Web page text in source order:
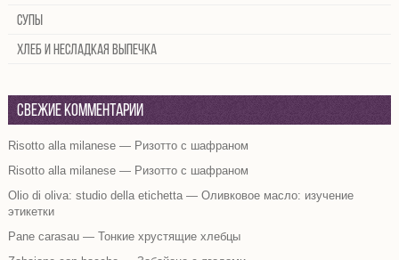
Супы
Хлеб и несладкая выпечка
Свежие комментарии
Risotto alla milanese — Ризотто с шафраном
Risotto alla milanese — Ризотто с шафраном
Olio di oliva: studio della etichetta — Оливковое масло: изучение
этикетки
Pane carasau — Тонкие хрустящие хлебцы